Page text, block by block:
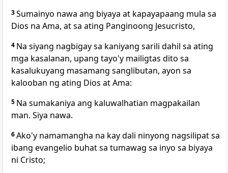
3Sumainyo nawa ang biyaya at kapayapaang mula sa
Dios na Ama, at sa ating Panginoong Jesucristo,
4 Na siyang nagbigay sa kaniyang sarili dahil sa ating
mga kasalanan, upang tayo'y mailigtas dito sa
kasalukuyang masamang sanglibutan, ayon sa
kalooban ng ating Dios at Ama:
5 Na sumakaniya ang kaluwalhatian magpakailan
man. Siya nawa.
6Ako'y namamangha na kay dali ninyong nagsilipat sa
ibang evangelio buhat sa tumawag sa inyo sa biyaya
ni Cristo;